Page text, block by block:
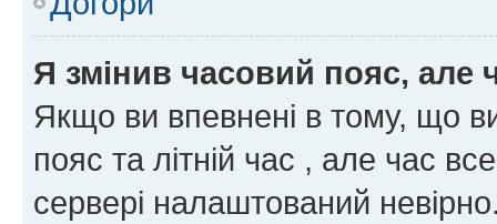
Я змінив часовий пояс, але
Якщо ви впевнені в тому, що
пояс та літній час , але час
сервері налаштований